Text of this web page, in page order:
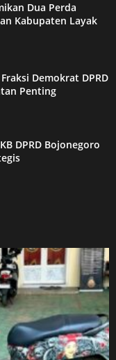
Dua Perda
Kabupaten Layak
Demokrat DPRD
Penting
DPRD Bojonegoro